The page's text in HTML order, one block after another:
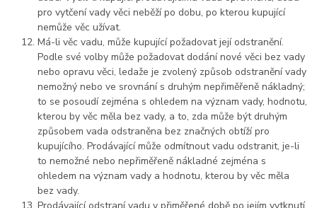
pro vytčení vady věci neběží po dobu, po kterou kupující
nemůže věc užívat.
Má-li věc vadu, může kupující požadovat její odstranění.
Podle své volby může požadovat dodání nové věci bez vady
nebo opravu věci, ledaže je zvolený způsob odstranění vady
nemožný nebo ve srovnání s druhým nepřiměřeně nákladný;
to se posoudí zejména s ohledem na význam vady, hodnotu,
kterou by věc měla bez vady, a to, zda může být druhým
způsobem vada odstraněna bez značných obtíží pro
kupujícího. Prodávající může odmítnout vadu odstranit, je-li
to nemožné nebo nepřiměřeně nákladné zejména s
ohledem na význam vady a hodnotu, kterou by věc měla
bez vady.